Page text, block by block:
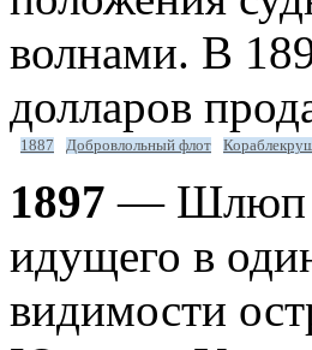
волнами. В
долларов
1887 Добровлольный флот
1897 — Шлюп
идущего в
видимости